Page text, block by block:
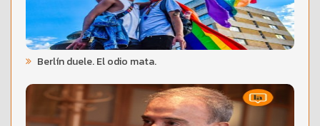
Berlín duele. El odio mata.